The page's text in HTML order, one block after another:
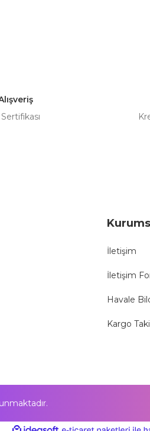
Gönder
İletişim
İletişim
Havale
Kargo